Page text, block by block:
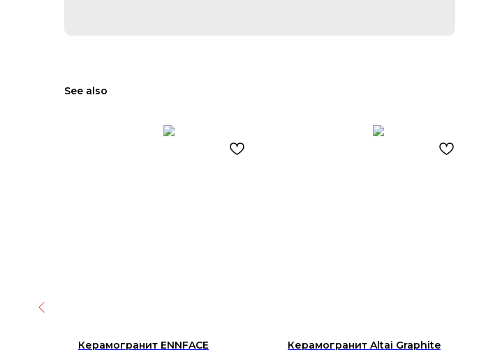
See also
Керамогранит ENNFACE
Керамогранит Altai Graphite